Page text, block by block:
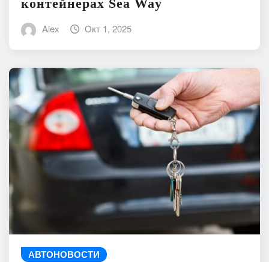
контейнерах Sea Way
Alex Окт 1, 2025
АВТОНОВОСТИ